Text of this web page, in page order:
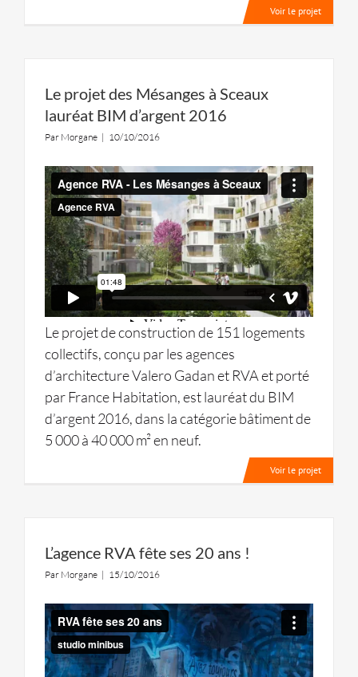
Voir le projet
Le projet des Mésanges à Sceaux
lauréat BIM d’argent 2016
Par Morgane | 10/10/2016
Le projet de construction de 151 logements
collectifs, conçu par les agences
d’architecture Valero Gadan et RVA et porté
par France Habitation, est lauréat du BIM
d’argent 2016, dans la catégorie bâtiment de
5 000 à 40 000 m² en neuf.
Voir le projet
L’agence RVA fête ses 20 ans !
Par Morgane | 15/10/2016